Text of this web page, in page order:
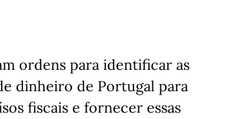
ordens para identificar as
dinheiro de Portugal para
fiscais e fornecer essas